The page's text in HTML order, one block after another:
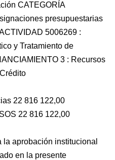
CATEGORÍA
presupuestarias
5006269 :
y Tratamiento de
3 : Recursos
22 816 122,00
22 816 122,00
aprobación institucional
en la presente